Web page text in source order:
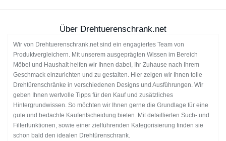
Über Drehtuerenschrank.net
Wir von Drehtuerenschrank.net sind ein engagiertes Team von
Produktvergleichern. Mit unserem ausgeprägten Wissen im Bereich
Möbel und Haushalt helfen wir Ihnen dabei, Ihr Zuhause nach Ihrem
Geschmack einzurichten und zu gestalten. Hier zeigen wir Ihnen tolle
Drehtürenschränke in verschiedenen Designs und Ausführungen. Wir
geben Ihnen wertvolle Tipps für den Kauf und zusätzliches
Hintergrundwissen. So möchten wir Ihnen gerne die Grundlage für eine
gute und bedachte Kaufentscheidung bieten. Mit detaillierten Such- und
Filterfunktionen, sowie einer zielführenden Kategorisierung finden sie
schon bald den idealen Drehtürenschrank.